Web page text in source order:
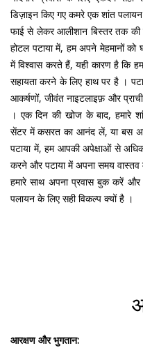
डिज़ाइन किए गए कमरे एक शांत
फाई से लेकर आलीशान बिस्तर तक
होटल पटाया में, हम अपने मेहमानों
में विश्वास करते हैं, यही कारण है कि
सहायता करने के लिए हाथ पर है ।
आकर्षणों, जीवंत नाइटलाइफ़ और
। एक दिन की खोज के बाद, हमारे
सेंटर में कसरत का आनंद लें, या बस
पटाया में, हम आपकी अपेक्षाओं से
करने और पटाया में अपना समय
हमारे साथ अपना प्रवास बुक करें और
पलायन के लिए सही विकल्प क्यों है ।
आरक्षण और भुगतान: